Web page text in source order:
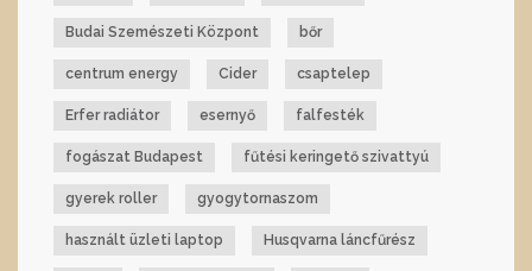
Budai Szemészeti Központ bőr
centrum energy Cider csaptelep
Erfer radiátor esernyő falfesték
fogászat Budapest fűtési keringető szivattyú
gyerek roller gyogytornaszom
használt üzleti laptop Husqvarna láncfűrész